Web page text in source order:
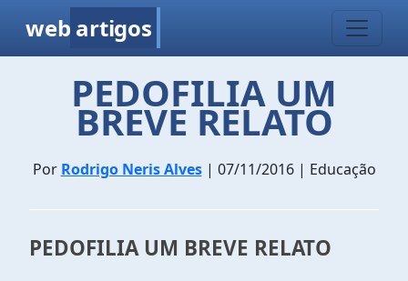
web artigos
PEDOFILIA UM
BREVE RELATO
Por Rodrigo Neris Alves| 07/11/2016 | Educação
PEDOFILIA UM BREVE RELATO